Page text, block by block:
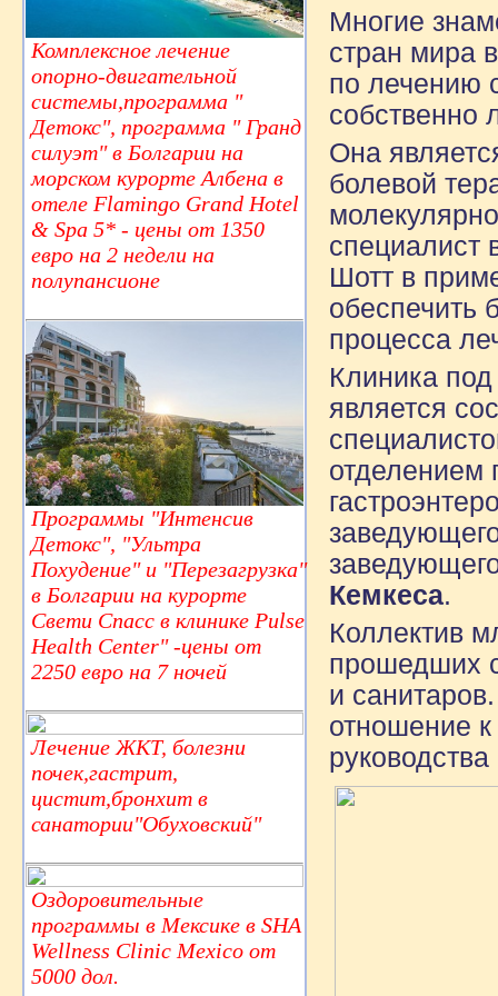
Комплексное лечение
опорно-двигательной
системы,программа "
Детокс", программа " Гранд
силуэт" в Болгарии на
морском курорте Албена в
отеле Flamingo Grand Hotel
& Spa 5* - цены от 1350
евро на 2 недели на
полупансионе
Программы "Интенсив
Детокс", "Ультра
Похудение" и "Перезагрузка"
в Болгарии на курорте
Свети Спасс в клинике Pulse
Health Center" -цены от
2250 евро на 7 ночей
Лечение ЖКТ, болезни
почек,гастрит,
цистит,бронхит в
санатории"Обуховский"
Оздоровительные
программы в Мексике в SHA
Wellness Clinic Mexico от
5000 дол.
Многие
стран мира
по лечению
собственно
Она
болевой
специалист
Шотт в
обеспечить
процесса
Клиника
является
отделением
Кемкеса.
Коллектив
прошедших
и
отношение
руководства